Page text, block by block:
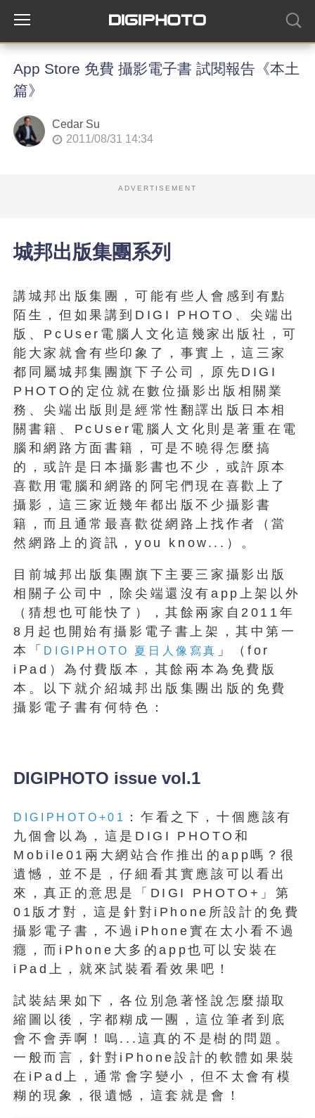
App Store 免費 攝影電子書 試閱報告《本土
篇》
Cedar Su
2011/08/31 14:34
ADVERTISEMENT
城邦出版集團系列
講城邦出版集團，可能有些人會感到有點
陌生，但如果講到DIGI PHOTO、尖端出
版、PcUser電腦人文化這幾家出版社，可
能大家就會有些印象了，事實上，這三家
都同屬城邦集團旗下子公司，原先DIGI
PHOTO的定位就在數位攝影出版相關業
務、尖端出版則是經常性翻譯出版日本相
關書籍、PcUser電腦人文化則是著重在電
腦和網路方面書籍，可是不曉得怎麼搞
的，或許是日本攝影書也不少，或許原本
喜歡用電腦和網路的阿宅們現在喜歡上了
攝影，這三家近幾年都出版不少攝影書
籍，而且通常最喜歡從網路上找作者（當
然網路上的資訊，you know...）。
目前城邦出版集團旗下主要三家攝影出版
相關子公司中，除尖端還沒有app上架以外
（猜想也可能快了），其餘兩家自2011年
8月起也開始有攝影電子書上架，其中第一
本「
DIGIPHOTO 夏日人像寫真 」（for
iPad）為付費版本，其餘兩本為免費版
本。以下就介紹城邦出版集團出版的免費
攝影電子書有何特色：
DIGIPHOTO issue vol.1
DIGIPHOTO+01
：乍看之下，十個應該有
九個會以為，這是DIGI PHOTO和
Mobile01兩大網站合作推出的app嗎？很
遺憾，並不是，仔細看其實應該可以看出
來，真正的意思是「DIGI PHOTO+」第
01版才對，這是針對iPhone所設計的免費
攝影電子書，不過iPhone實在太小看不過
癮，而iPhone大多的app也可以安裝在
iPad上，就來試裝看看效果吧！
試裝結果如下，各位別急著怪說怎麼擷取
縮圖以後，字都糊成一團，這位筆者到底
會不會弄啊！嗚...這真的不是樹的問題。
一般而言，針對iPhone設計的軟體如果裝
在iPad上，通常會字變小，但不太會有模
糊的現象，很遺憾，這套就是會！